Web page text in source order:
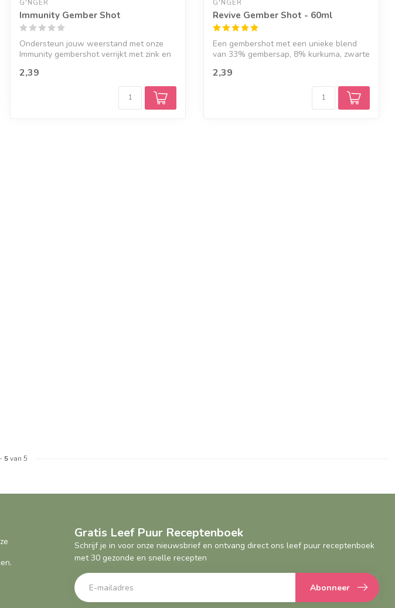
G'NGER
Immunity Gember Shot
Ondersteun jouw weerstand met onze
Immunity gembershot verrijkt met zink en
2,39
G'NGER
Revive Gember Shot - 60ml
Een gembershot met een unieke blend
van 33% gembersap, 8% kurkuma, zwarte
2,39
-5van 5
Gratis Leef Puur Receptenboek
Schrijf je in voor onze nieuwsbrief en ontvang direct ons leef puur receptenboek
met 30 gezonde en snelle recepten
Abonneer